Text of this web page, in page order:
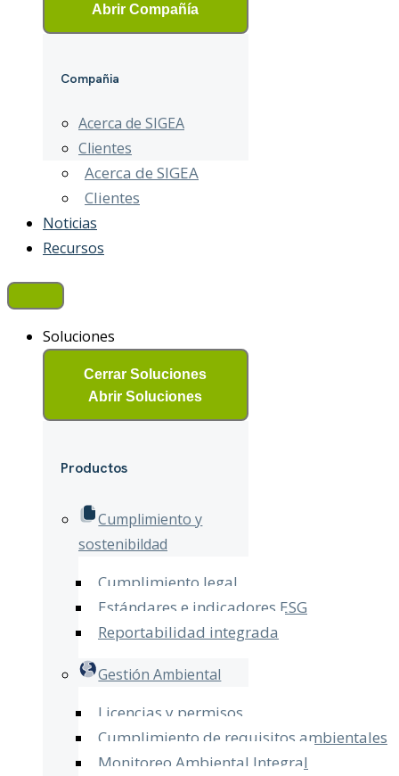
Abrir Compañía
Compañia
Acerca de SIGEA
Clientes
Acerca de SIGEA
Clientes
Noticias
Recursos
Soluciones
Cerrar Soluciones
Abrir Soluciones
Productos
Cumplimiento y
sostenibildad
Cumplimiento legal
Estándares e indicadores ESG
Reportabilidad integrada
Gestión Ambiental
Licencias y permisos
Cumplimiento de requisitos ambientales
Monitoreo Ambiental Integral